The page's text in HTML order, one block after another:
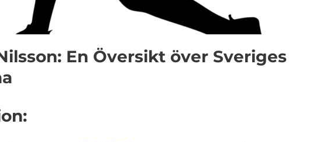
En Översikt över Sveriges